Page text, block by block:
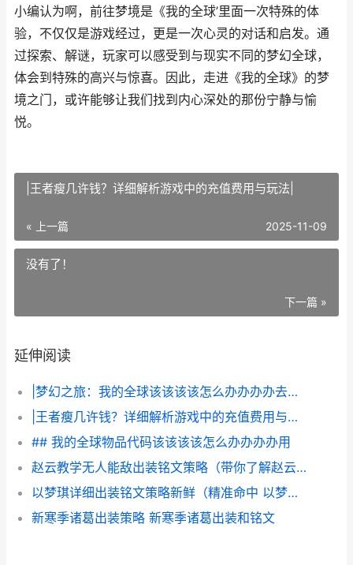
小编认为啊，前往梦境是《我的全球’里面一次特殊的体
验，不仅仅是游戏经过，更是一次心灵的对话和启发。通
过探索、解谜，玩家可以感受到与现实不同的梦幻全球，
体会到特殊的高兴与惊喜。因此，走进《我的全球》的梦
境之门，或许能够让我们找到内心深处的那份宁静与愉
悦。
|王者瘦几许钱？详细解析游戏中的充值费用与玩法|
« 上一篇 2025-11-09
没有了！
下一篇 »
延伸阅读
|梦幻之旅：我的全球该该该该怎么办办办办去梦境|
|王者瘦几许钱？详细解析游戏中的充值费用与玩法|
## 我的全球物品代码该该该该怎么办办办办用
赵云教学无人能敌出装铭文策略（带你了解赵云的出装铭文策略 赵云详细教学
以梦琪详细出装铭文策略新鲜（精准命中 以梦琪详细出装怎么出
新寒季诸葛出装策略 新寒季诸葛出装和铭文